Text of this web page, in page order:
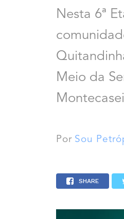
Nesta 6ª
Meio da
Por Sou
SHARE